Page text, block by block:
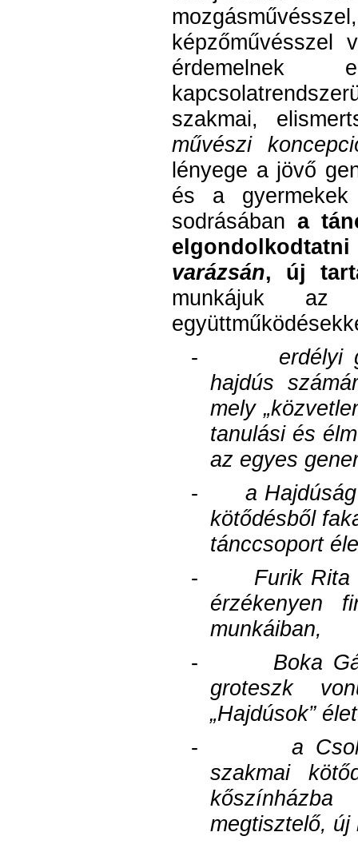
képzőművésszel
érdemelnek
szakmai,
művészi
lényege a jövő
és a gyermekek
sodrásában a
varázsán, új
munkájuk az
-
erdélyi
hajdús
mely
tanulási és
az egyes
-
a
kötődésből
tánccsoport
-
Furik Rita
érzékenyen
munkáiban,
-
Boka
groteszk
„Hajdúsok”
-
a
szakmai
megtisztelő,